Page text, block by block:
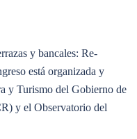
y bancales: Re-
está organizada y
y Turismo del Gobierno de
y el Observatorio del